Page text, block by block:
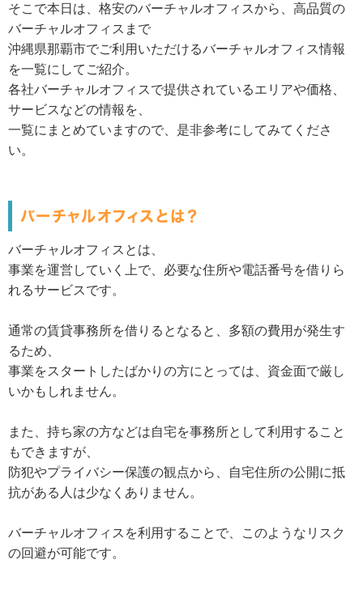
そこで本日は、格安のバーチャルオフィスから、高品質の
バーチャルオフィスまで
沖縄県那覇市でご利用いただけるバーチャルオフィス情報
を一覧にしてご紹介。
各社バーチャルオフィスで提供されているエリアや価格、
サービスなどの情報を、
一覧にまとめていますので、是非参考にしてみてくださ
い。
バーチャルオフィスとは？
バーチャルオフィスとは、
事業を運営していく上で、必要な住所や電話番号を借りら
れるサービスです。
通常の賃貸事務所を借りるとなると、多額の費用が発生す
るため、
事業をスタートしたばかりの方にとっては、資金面で厳し
いかもしれません。
また、持ち家の方などは自宅を事務所として利用すること
もできますが、
防犯やプライバシー保護の観点から、自宅住所の公開に抵
抗がある人は少なくありません。
バーチャルオフィスを利用することで、このようなリスク
の回避が可能です。